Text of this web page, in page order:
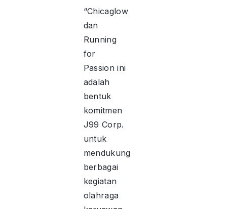
“Chicaglow
dan
Running
for
Passion ini
adalah
bentuk
komitmen
J99 Corp.
untuk
mendukung
berbagai
kegiatan
olahraga